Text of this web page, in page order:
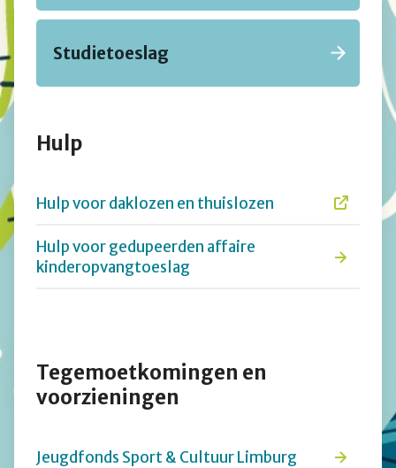
Studietoeslag
Hulp
Hulp voor daklozen en thuislozen
Hulp voor gedupeerden affaire
kinderopvangtoeslag
Tegemoetkomingen en
voorzieningen
Jeugdfonds Sport & Cultuur Limburg